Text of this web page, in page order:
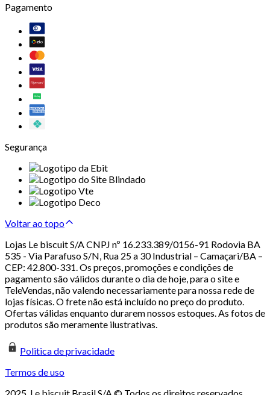
Pagamento
Segurança
Voltar ao topo
Lojas Le biscuit S/A CNPJ nº 16.233.389/0156-91 Rodovia BA
535 - Via Parafuso S/N, Rua 25 a 30 Industrial – Camaçari/BA –
CEP: 42.800-331. Os preços, promoções e condições de
pagamento são válidos durante o dia de hoje, para o site e
TeleVendas, não valendo necessariamente para nossa rede de
lojas físicas. O frete não está incluído no preço do produto.
Ofertas válidas enquanto durarem nossos estoques. As fotos de
produtos são meramente ilustrativas.
Politica de privacidade
Termos de uso